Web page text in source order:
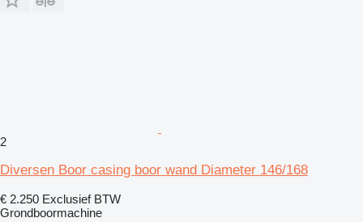
2
Diversen Boor casing boor wand Diameter 146/168
€ 2.250 Exclusief BTW
Grondboormachine